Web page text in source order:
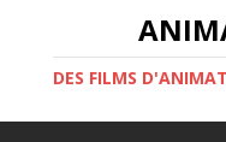
DES FILMS